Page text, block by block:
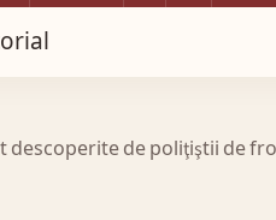
descoperite de poliţiştii de